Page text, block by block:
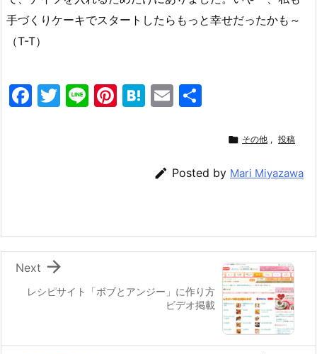
手づくりケーキでスタートしたらもっと幸せだったかも～
（T-T）
F
o
k
T
Li Pi H
a
E
l
 その他 , 投稿
 Posted by Mari Miyazawa
レシピサイト「ボブとアンジー」に作り方
ビデオ掲載

Next